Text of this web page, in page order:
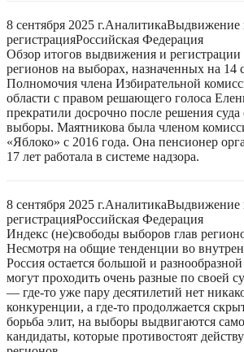
8 сентября 2025 г.АналитикаВыдвижение
регистрацияРоссийская Федерация
Обзор итогов выдвижения и регистрации
регионов на выборах, назначенных на 14
Полномочия члена Избирательной
области с правом решающего голоса
прекратили досрочно после решения суда
выборы. Маятникова была членом
«Яблоко» с 2016 года. Она пенсионер
17 лет работала в системе надзора.
8 сентября 2025 г.АналитикаВыдвижение
регистрацияРоссийская Федерация
Индекс (не)свободы выборов глав
Несмотря на общие тенденции во
Россия остается большой и
могут проходить очень разные по своей
— где-то уже пару десятилетий нет
конкуренции, а где-то продолжается
борьба элит, на выборы выдвигаются
кандидаты, которые противостоят